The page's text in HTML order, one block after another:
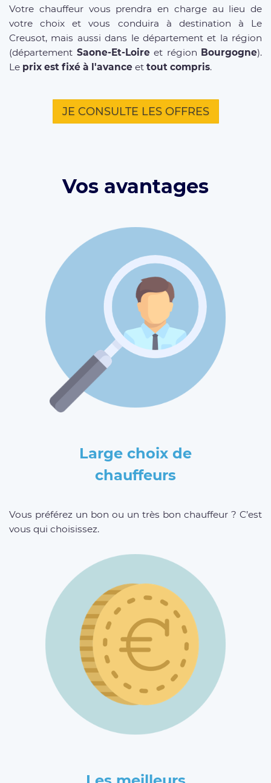
Votre chauffeur vous prendra en charge au lieu de
votre choix et vous conduira à destination à Le
Creusot, mais aussi dans le département et la région
(département Saone-Et-Loireet région Bourgogne).
Le prix est fixé à l'avance et tout compris.
JE CONSULTE LES OFFRES
Vos avantages
Large choix de
chauffeurs
Vous préférez un bon ou un très bon chauffeur ? C’est
vous qui choisissez.